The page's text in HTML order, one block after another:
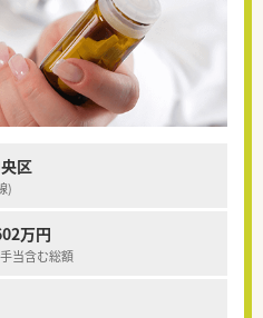
区
)
万円
当含む総額